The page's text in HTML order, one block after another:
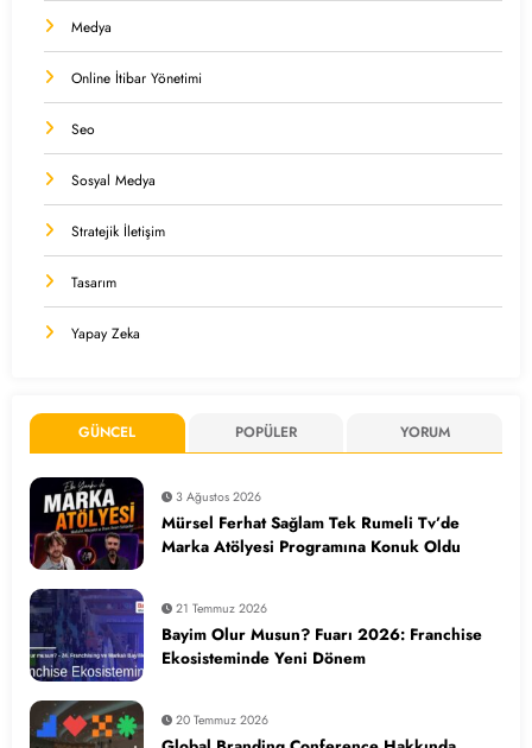
Medya
Online İtibar Yönetimi
Seo
Sosyal Medya
Stratejik İletişim
Tasarım
Yapay Zeka
GÜNCEL POPÜLER YORUM
3 Ağustos 2026
Mürsel Ferhat Sağlam Tek Rumeli Tv’de
Marka Atölyesi Programına Konuk Oldu
21 Temmuz 2026
Bayim Olur Musun? Fuarı 2026: Franchise
Ekosisteminde Yeni Dönem
20 Temmuz 2026